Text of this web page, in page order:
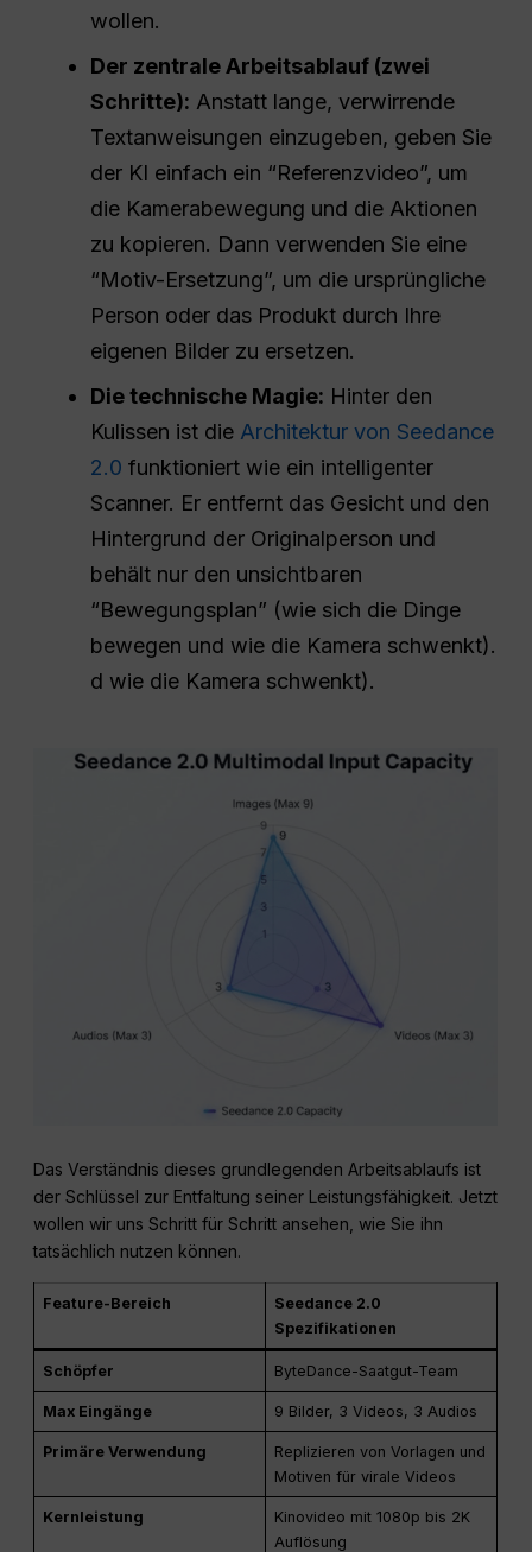
wollen.
Der zentrale Arbeitsablauf (zwei
Schritte): Anstatt lange, verwirrende
Textanweisungen einzugeben, geben Sie
der KI einfach ein “Referenzvideo”, um
die Kamerabewegung und die Aktionen
zu kopieren. Dann verwenden Sie eine
“Motiv-Ersetzung”, um die ursprüngliche
Person oder das Produkt durch Ihre
eigenen Bilder zu ersetzen.
Die technische Magie: Hinter den
Kulissen ist die Architektur von Seedance
2.0 funktioniert wie ein intelligenter
Scanner. Er entfernt das Gesicht und den
Hintergrund der Originalperson und
behält nur den unsichtbaren
“Bewegungsplan” (wie sich die Dinge
bewegen und wie die Kamera schwenkt).
d wie die Kamera schwenkt).
Das Verständnis dieses grundlegenden Arbeitsablaufs ist
der Schlüssel zur Entfaltung seiner Leistungsfähigkeit. Jetzt
wollen wir uns Schritt für Schritt ansehen, wie Sie ihn
tatsächlich nutzen können.
Feature-Bereich
Seedance 2.0
Spezifikationen
Schöpfer ByteDance-Saatgut-Team
Max Eingänge 9 Bilder, 3 Videos, 3 Audios
Primäre Verwendung
Replizieren von Vorlagen und
Motiven für virale Videos
Kernleistung
Kinovideo mit 1080p bis 2K
Auflösung